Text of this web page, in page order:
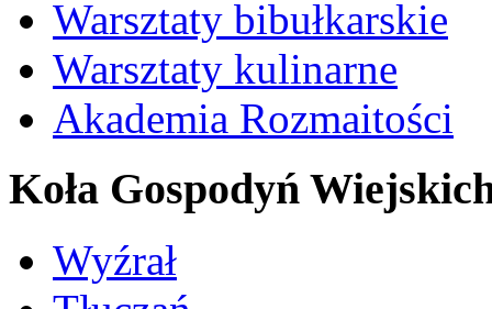
Warsztaty bibułkarskie
Warsztaty kulinarne
Akademia Rozmaitości
Koła Gospodyń
Wyźrał